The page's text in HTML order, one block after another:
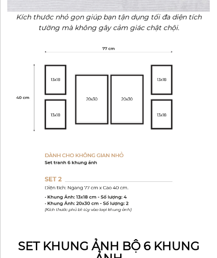
Kích thước nhỏ gọn giúp bạn tận dụng tối đa diện tích
tường mà không gây cảm giác chật chội.
SET KHUNG ẢNH BỘ 6 KHUNG